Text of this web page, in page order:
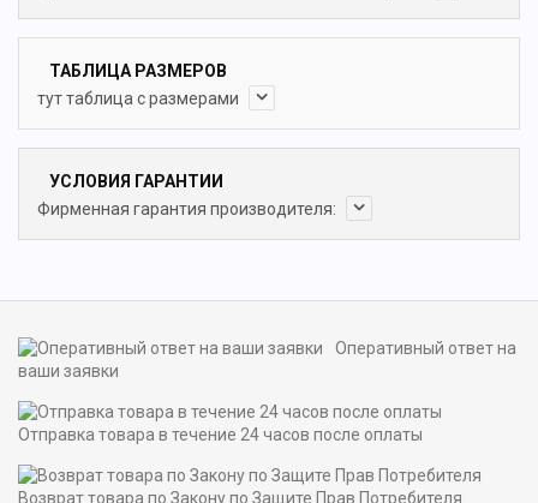
ТАБЛИЦА РАЗМЕРОВ
тут таблица с размерами
УСЛОВИЯ ГАРАНТИИ
Фирменная гарантия производителя:
Оперативный ответ на
ваши заявки
Отправка товара в течение 24 часов после оплаты
Возврат товара по Закону по Защите Прав Потребителя